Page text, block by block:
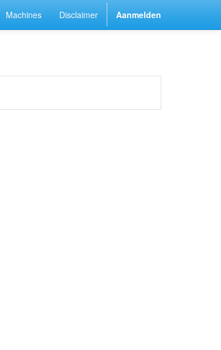
Machines Disclaimer Aanmelden